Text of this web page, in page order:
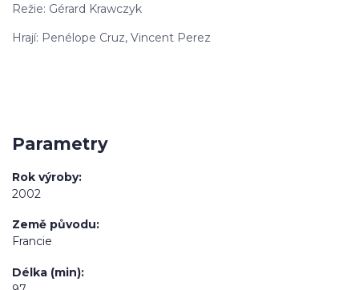
Režie: Gérard Krawczyk
Hrají: Penélope Cruz, Vincent Perez
Parametry
Rok výroby
2002
Země původu
Francie
Délka (min)